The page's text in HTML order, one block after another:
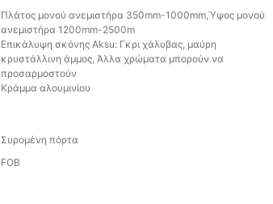
Πλάτος μονού ανεμιστήρα 350mm-1000mm,Ύψος μονού
ανεμιστήρα 1200mm-2500m
Επικάλυψη σκόνης Aksu: Γκρι χάλυβας, μαύρη
κρυστάλλινη άμμος, Άλλα χρώματα μπορούν να
προσαρμοστούν
Κράμμα αλουμινίου
Συρομένη πόρτα
FOB